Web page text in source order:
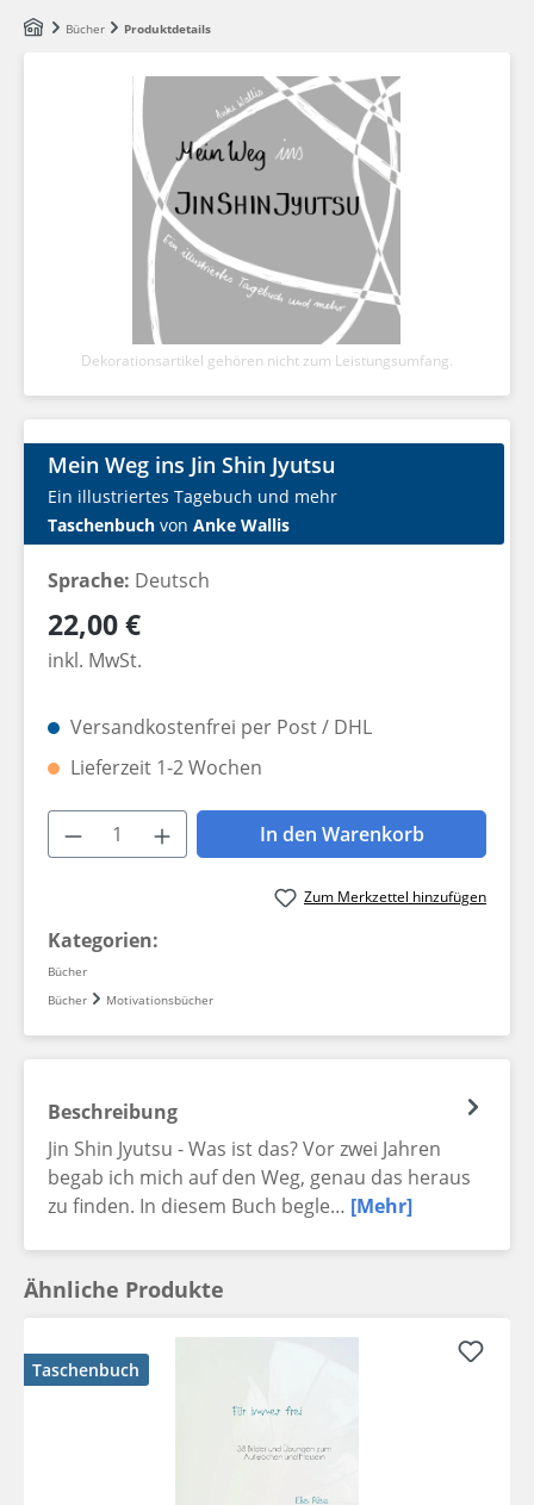
Zum Hauptinhalt springen
Bücher Produktdetails
Dekorationsartikel gehören nicht zum Leistungsumfang.
Mein Weg ins Jin Shin Jyutsu
Ein illustriertes Tagebuch und mehr
Taschenbuch von Anke Wallis
Sprache: Deutsch
Regulärer Preis:
22,00 €
inkl. MwSt.
Versandkostenfrei per Post / DHL
Lieferzeit 1-2 Wochen
Produkt Anzahl: Gib den
In den Warenkorb
Zum Merkzettel hinzufügen
Kategorien:
Bücher
Bücher
Motivationsbücher
Beschreibung
Jin Shin Jyutsu - Was ist das? Vor zwei Jahren
begab ich mich auf den Weg, genau das heraus
zu finden. In diesem Buch begle… [Mehr]
Ähnliche Produkte
Taschenbuch